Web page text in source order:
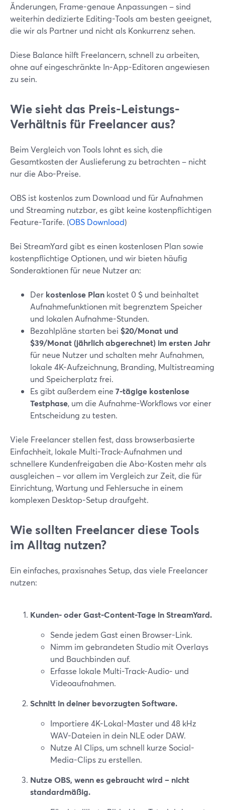
Änderungen, Frame-genaue Anpassungen – sind
weiterhin dedizierte Editing-Tools am besten geeignet,
die wir als Partner und nicht als Konkurrenz sehen.
Diese Balance hilft Freelancern, schnell zu arbeiten,
ohne auf eingeschränkte In-App-Editoren angewiesen
zu sein.
Wie sieht das Preis-Leistungs-
Verhältnis für Freelancer aus?
Beim Vergleich von Tools lohnt es sich, die
Gesamtkosten der Auslieferung zu betrachten – nicht
nur die Abo-Preise.
OBS ist kostenlos zum Download und für Aufnahmen
und Streaming nutzbar, es gibt keine kostenpflichtigen
Feature-Tarife. (OBS Download)
Bei StreamYard gibt es einen kostenlosen Plan sowie
kostenpflichtige Optionen, und wir bieten häufig
Sonderaktionen für neue Nutzer an:
Der kostenlose Plan kostet 0 $ und beinhaltet
Aufnahmefunktionen mit begrenztem Speicher
und lokalen Aufnahme-Stunden.
Bezahlpläne starten bei $20/Monat und
$39/Monat (jährlich abgerechnet) im ersten Jahr
für neue Nutzer und schalten mehr Aufnahmen,
lokale 4K-Aufzeichnung, Branding, Multistreaming
und Speicherplatz frei.
Es gibt außerdem eine 7-tägige kostenlose
Testphase, um die Aufnahme-Workflows vor einer
Entscheidung zu testen.
Viele Freelancer stellen fest, dass browserbasierte
Einfachheit, lokale Multi-Track-Aufnahmen und
schnellere Kundenfreigaben die Abo-Kosten mehr als
ausgleichen – vor allem im Vergleich zur Zeit, die für
Einrichtung, Wartung und Fehlersuche in einem
komplexen Desktop-Setup draufgeht.
Wie sollten Freelancer diese Tools
im Alltag nutzen?
Ein einfaches, praxisnahes Setup, das viele Freelancer
nutzen:
Kunden- oder Gast-Content-Tage in StreamYard.
Sende jedem Gast einen Browser-Link.
Nimm im gebrandeten Studio mit Overlays
und Bauchbinden auf.
Erfasse lokale Multi-Track-Audio- und
Videoaufnahmen.
Schnitt in deiner bevorzugten Software.
Importiere 4K-Lokal-Master und 48 kHz
WAV-Dateien in dein NLE oder DAW.
Nutze AI Clips, um schnell kurze Social-
Media-Clips zu erstellen.
Nutze OBS, wenn es gebraucht wird – nicht
standardmäßig.